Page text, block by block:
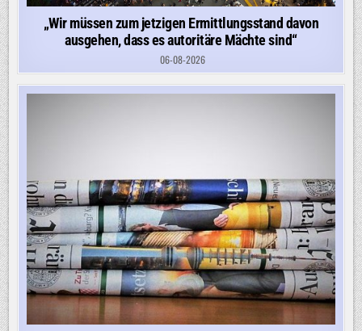
„Wir müssen zum jetzigen Ermittlungsstand davon
ausgehen, dass es autoritäre Mächte sind“
06-08-2026